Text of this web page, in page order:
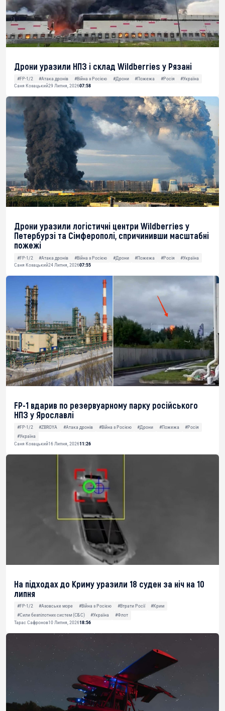
Дрони уразили НПЗ і склад Wildberries у Рязані
#FP-1/2 #Атака дронів #Війна з Росією #Дрони #Пожежа #Росія
#Україна
Саня Козацький29 Липня, 202607:58
Дрони уразили логістичні центри Wildberries у
Петербурзі та Сімферополі, спричинивши масштабні
пожежі
#FP-1/2 #Атака дронів #Війна з Росією #Дрони #Пожежа #Росія
#Україна
Саня Козацький24 Липня, 202607:55
FP-1 вдарив по резервуарному парку російського
НПЗ у Ярославлі
#FP-1/2 #ZBROYA #Атака дронів #Війна з Росією #Дрони #Пожежа
#Росія
#Україна
Саня Козацький16 Липня, 202611:26
На підходах до Криму уразили 18 суден за ніч на 10
липня
#FP-1/2 #Азовське море #Війна з Росією #Втрати Росії
#Крим
#Сили безпілотних систем (СБС)
#Україна
#Флот
Тарас Сафронов10 Липня, 202618:56